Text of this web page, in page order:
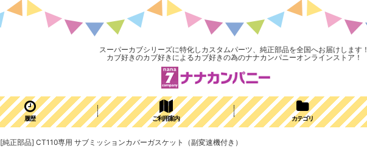
スーパーカブシリーズに特化しカスタムパーツ、純正部品を全国へお届けします！
カブ好きのカブ好きによるカブ好きの為のナナカンパニーオンラインストア！
履歴 ご利用案内 カテゴリ
[純正部品] CT110専用 サブミッションカバーガスケット（副変速機付き）